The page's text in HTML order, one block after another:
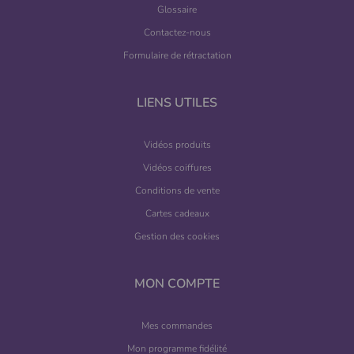
Glossaire
Contactez-nous
Formulaire de rétractation
LIENS UTILES
Vidéos produits
Vidéos coiffures
Conditions de vente
Cartes cadeaux
Gestion des cookies
MON COMPTE
Mes commandes
Mon programme fidélité